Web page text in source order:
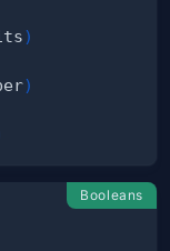
)
)
Booleans